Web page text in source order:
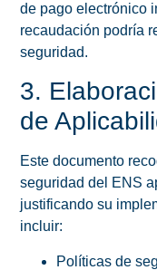
de pago electrónico
recaudación podría
seguridad.
3.
de
Este documento
seguridad del ENS
justificando su
incluir:
Políticas de